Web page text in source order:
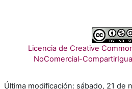
Licencia de Creative
NoComercial-
Última modificación: sábado, 21 de